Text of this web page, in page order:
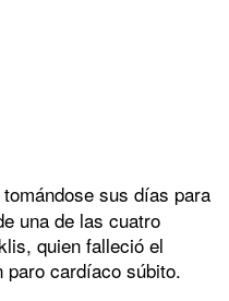
sus días para
una de las cuatro
quien falleció el
paro cardíaco súbito.